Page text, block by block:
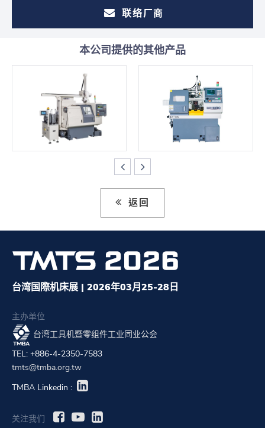
联络厂商
本公司提供的其他产品
返回
台湾国際机床展 | 2026年03月25-28日
主办单位
台湾工具机暨零组件工业同业公会
TEL: +886-4-2350-7583
tmts@tmba.org.tw
TMBA Linkedin :
关注我们